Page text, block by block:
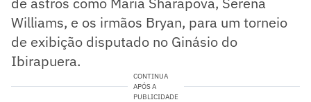
Williams, e os irmãos Bryan, para um torneio
de exibição disputado no Ginásio do
Ibirapuera.
CONTINUA
APÓS A
PUBLICIDADE